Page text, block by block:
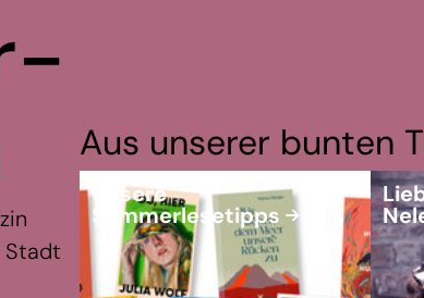
Stadt
Aus unserer bunten
Unsere
Sommerlesetipps